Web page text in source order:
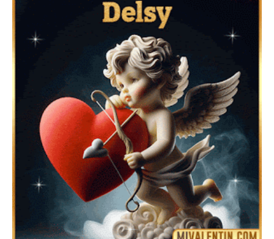
🎁 Imágenes Gif Personalizadas con Nombres para
San Valentín 2026 💘